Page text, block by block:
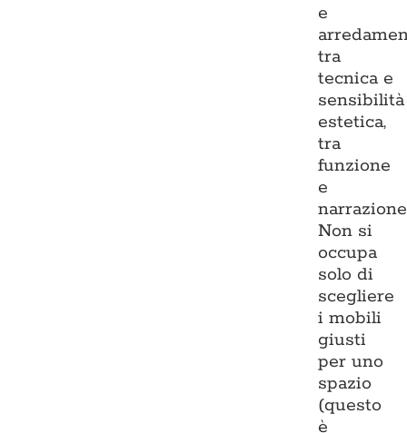
e
tra
tecnica e
sensibilità
estetica,
tra
funzione
e
Non si
occupa
solo di
scegliere
i mobili
giusti
per uno
spazio
(questo
è